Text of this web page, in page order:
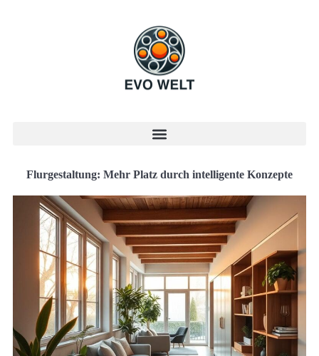
Flurgestaltung: Mehr Platz durch intelligente Konzepte